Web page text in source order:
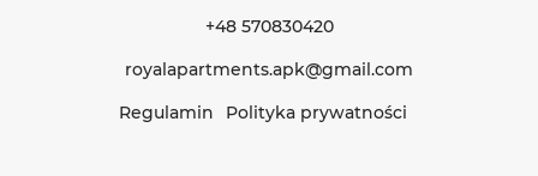
+48 570830420
royalapartments.apk@gmail.com
Regulamin
Polityka prywatności